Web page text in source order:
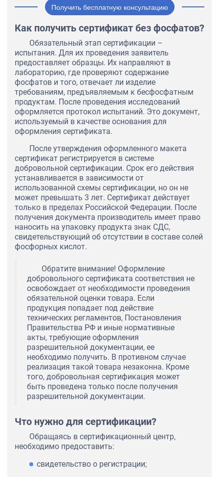
Получить бесплатную консультацию
Как получить сертификат без фосфатов?
Обязательный этап сертификации –
испытания. Для их проведения заявитель
предоставляет образцы. Их направляют в
лабораторию, где проверяют содержание
фосфатов и того, отвечает ли изделие
требованиям, предъявляемым к бесфосфатным
продуктам. После проведения исследований
оформляется протокол испытаний. Это документ,
используемый в качестве основания для
оформления сертификата.
После утверждения оформленного макета
сертификат регистрируется в системе
добровольной сертификации. Срок его действия
устанавливается в зависимости от
использованной схемы сертификации, но он не
может превышать 3 лет. Сертификат действует
только в пределах Российской Федерации. После
получения документа производитель имеет право
наносить на упаковку продукта знак СДС,
свидетельствующий об отсутствии в составе солей
фосфорных кислот.
Обратите внимание! Оформление
добровольного сертификата соответствия не
освобождает от необходимости проведения
обязательной оценки товара. Если
продукция попадает под действие
технических регламентов, Постановления
Правительства РФ и иные нормативные
акты, требующие оформления
разрешительной документации, ее
необходимо получить. В противном случае
реализация такой товара незаконна. Кроме
того, добровольная сертификация может
быть проведена только после получения
разрешительной документации.
Что нужно для сертификации?
Обращаясь в сертификационный центр,
необходимо предоставить:
свидетельство о регистрации;